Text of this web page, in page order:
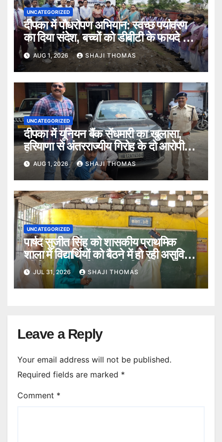
UNCATEGORIZED
दीपका में पौधरोपण अभियान: स्वच्छ पर्यावरण
का दिया संदेश, बच्चों को डीबीटी के फायदे भी
बताए।
AUG 1, 2026 SHAJI THOMAS
UNCATEGORIZED
दीपका में यूनियन बैंक सेंधमारी का खुलासा,
हरियाणा से अंतरराज्यीय गिरोह के दो आरोपी
गिरफ्तार।
AUG 1, 2026 SHAJI THOMAS
UNCATEGORIZED
पार्षद सुजीत सिंह को शासकीय प्राथमिक
शाला में विद्यार्थियों को बैठने में हो रही असुविधा
की शिकायत पर विद्यालय के स्थिति का
निरीक्षण किया।
JUL 31, 2026 SHAJI THOMAS
Leave a Reply
Your email address will not be published.
Required fields are marked *
Comment *